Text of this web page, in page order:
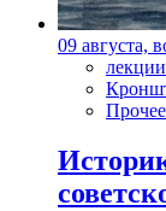
09 августа,
лекции
Прочее